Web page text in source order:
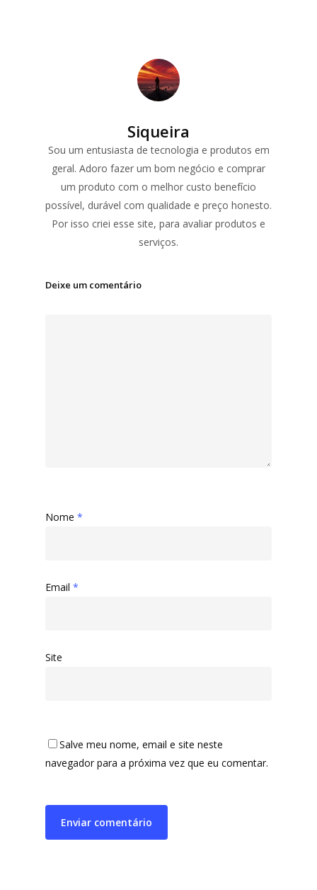
Siqueira
Sou um entusiasta de tecnologia e produtos em
geral. Adoro fazer um bom negócio e comprar
um produto com o melhor custo benefício
possível, durável com qualidade e preço honesto.
Por isso criei esse site, para avaliar produtos e
serviços.
Deixe um comentário
Nome *
Email *
Site
Salve meu nome, email e site neste
navegador para a próxima vez que eu comentar.